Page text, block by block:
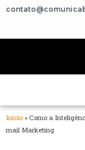
Início » Como a
mail Marketing